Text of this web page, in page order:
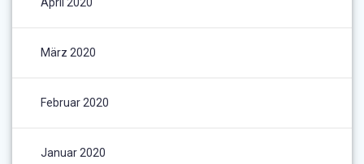
März 2020
Februar 2020
Januar 2020